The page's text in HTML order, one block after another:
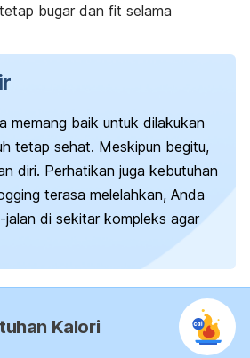
bugar dan fit selama
memang baik untuk dilakukan
tetap sehat. Meskipun begitu,
diri. Perhatikan juga kebutuhan
terasa melelahkan, Anda
di sekitar kompleks agar
Kalori